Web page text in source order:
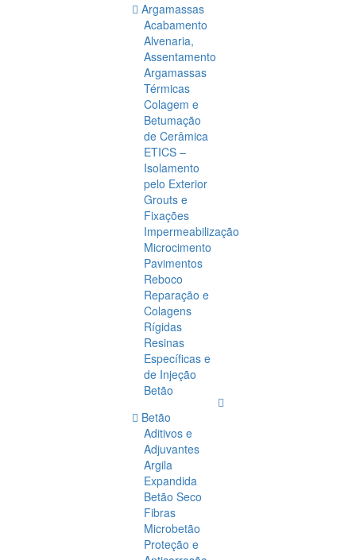
Argamassas
Acabamento
Alvenaria,
Assentamento
Argamassas
Térmicas
Colagem e
Betumação
de Cerâmica
ETICS –
Isolamento
pelo Exterior
Grouts e
Fixações
Impermeabilização
Microcimento
Pavimentos
Reboco
Reparação e
Colagens
Rígidas
Resinas
Específicas e
de Injeção
Betão
Betão
Aditivos e
Adjuvantes
Argila
Expandida
Betão Seco
Fibras
Microbetão
Proteção e